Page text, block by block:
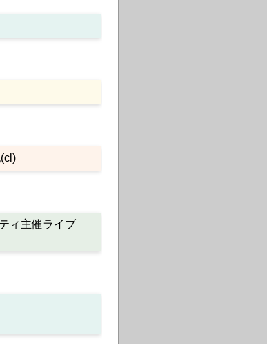
ィ主催ライブ